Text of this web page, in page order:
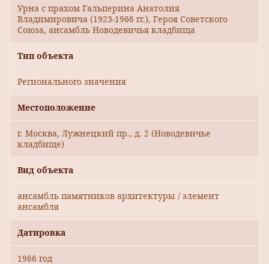
Урна с прахом Гальперина Анатолия
Владимировича (1923-1966 гг.), Героя Советского
Союза, ансамбль Новодевичья кладбища
Тип объекта
Регионального значения
Местоположение
г. Москва, Лужнецкий пр., д. 2 (Новодевичье
кладбище)
Вид объекта
ансамбль памятников архитектуры / элемент
ансамбля
Датировка
1966 год